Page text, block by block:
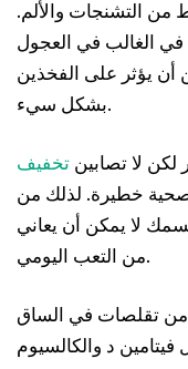
من التشنجات والألم.
في الغالب في العجول
أن يؤثر على الفخذين
بشكل سيء.
لكن لا تصابين تخفيف
خطيرة. لذلك من
لا يمكن أن يعاني
من التعب اليومي.
من تقلصات في الساق
فيتامين د والكالسيوم